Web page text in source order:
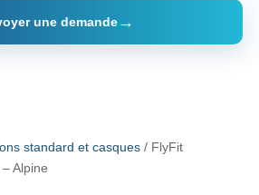
une demande
standard et casques/ FlyFit
Alpine